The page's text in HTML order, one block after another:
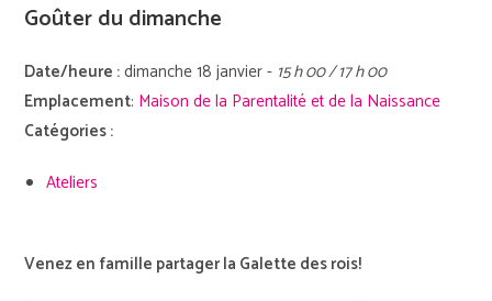
Goûter du dimanche
Date/heure :dimanche 18 janvier - 15 h 00 / 17 h 00
Emplacement: Maison de la Parentalité et de la Naissance
Catégories :
Ateliers
Venez en famille partager la Galette des rois!